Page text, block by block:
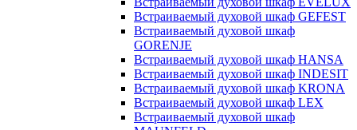
Встраиваемый духовой шкаф GEFEST
Встраиваемый духовой шкаф
GORENJE
Встраиваемый духовой шкаф HANSA
Встраиваемый духовой шкаф INDESIT
Встраиваемый духовой шкаф KRONA
Встраиваемый духовой шкаф LEX
Встраиваемый духовой шкаф